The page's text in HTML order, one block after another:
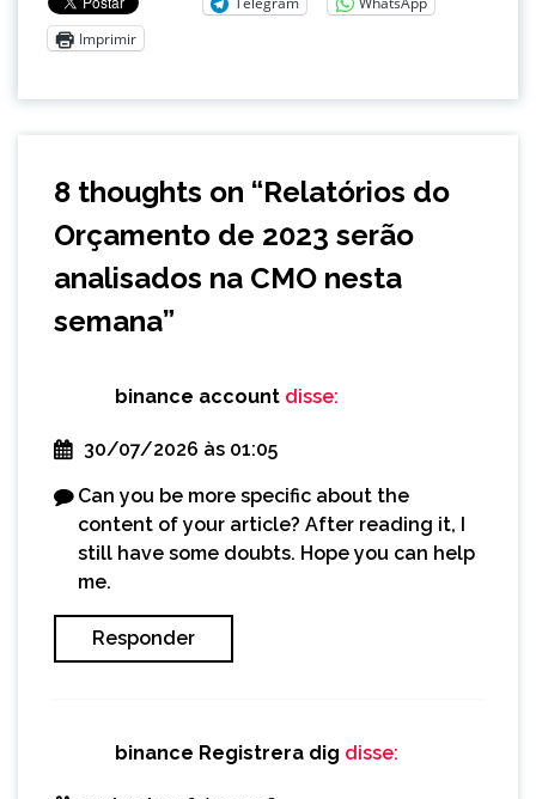
Imprimir
8 thoughts on “Relatórios do
Orçamento de 2023 serão
analisados na CMO nesta
semana”
binance account disse:
30/07/2026 às 01:05
Can you be more specific about the
content of your article? After reading it, I
still have some doubts. Hope you can help
me.
Responder
binance Registrera dig disse: